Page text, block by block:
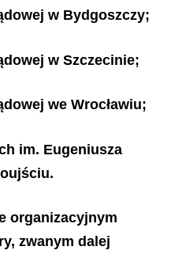
w Bydgoszczy;
w Szczecinie;
we Wrocławiu;
im. Eugeniusza
organizacyjnym
zwanym dalej